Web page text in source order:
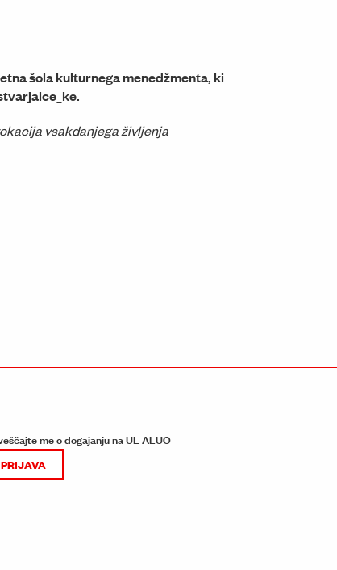
šola kulturnega menedžmenta, ki
vsakdanjega življenja
me o dogajanju na UL ALUO
PRIJAVA